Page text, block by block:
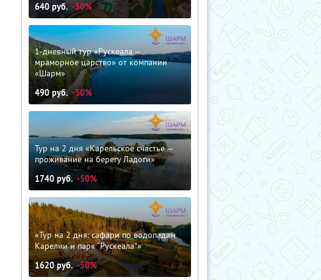
640 руб. -50%
1-дневный тур «Рускеала —
мраморное царство» от компании
«Шарм»
490 руб. -50%
Тур на 2 дня «Карельское счастье —
проживание на берегу Ладоги»
1740 руб. -50%
«Тур на 2 дня: сафари по водопадам
Карелии и парк “Рускеала"»
1620руб. -50%